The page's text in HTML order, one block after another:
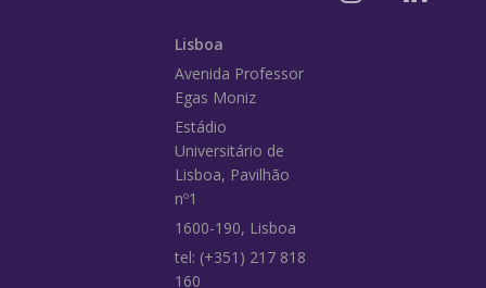
Lisboa
Avenida Professor
Egas Moniz
Estádio
Universitário de
Lisboa, Pavilhão
nº1
1600-190, Lisboa
tel: (+351) 217 818
160